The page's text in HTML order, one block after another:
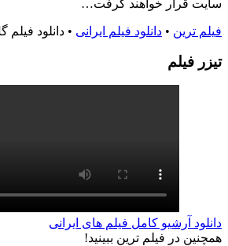
سایت قرار خواهند گرفت…
فیلم ترین • دانلود فیلم ایرانی • دانلود
تيزر فيلم
دانلود آرشیو کامل فیلم های ایرانی
همچنين در فيلم ترين ببينيد!